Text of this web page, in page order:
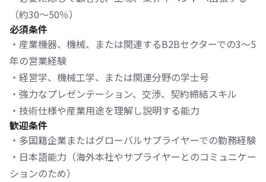
（約30〜50％）
必須条件
・産業機器、機械、または関連するB2Bセクターでの3〜5
年の営業経験
・経営学、機械工学、または関連分野の学士号
・強力なプレゼンテーション、交渉、契約締結スキル
・技術仕様や産業用途を理解し説明する能力
歓迎条件
・多国籍企業またはグローバルサプライヤーでの勤務経験
・日本語能力（海外本社やサプライヤーとのコミュニケー
ションのため）